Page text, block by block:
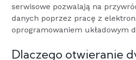
serwisowe pozwalają na
danych poprzez pracę z
oprogramowaniem układowym
Dlaczego otwieranie